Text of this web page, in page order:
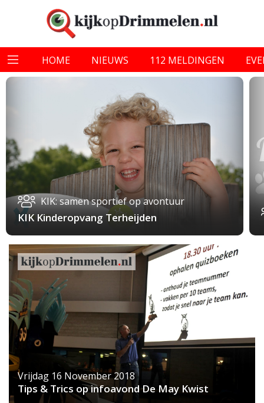
HOME NIEUWS 112 MELDINGEN
KIK: samen sportief op avontuur
KIK Kinderopvang Terheijden
Vrijdag 16 November 2018
Tips & Trics op infoavond De May Kwist